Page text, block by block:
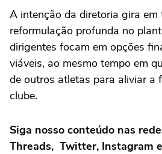
A intenção da diretoria gira em
reformulação profunda no
dirigentes focam em opções
viáveis, ao mesmo tempo em
de outros atletas para aliviar a
clube.
Siga nosso conteúdo nas
Threads, Twitter, Instagram e